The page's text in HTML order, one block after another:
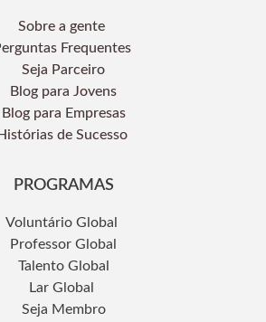
Sobre a gente
Frequentes
Seja Parceiro
Blog para Jovens
Blog para Empresas
Histórias de Sucesso
PROGRAMAS
Voluntário Global
Professor Global
Talento Global
Lar Global
Seja Membro